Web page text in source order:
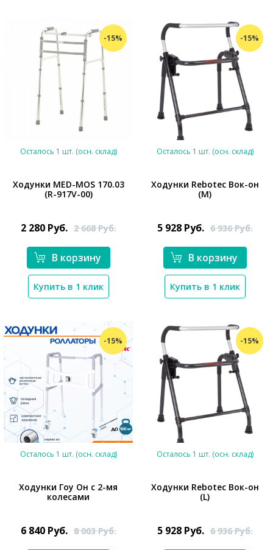
-15%
Осталось 1 шт. (осн. склад)
Ходунки MED-MOS 170.03
(R-917V-00)
2 280 Руб. 2 668Руб.
В корзину
Купить в 1 клик
-15%
Осталось 1 шт. (осн. склад)
Ходунки Rebotec Вок-он
(M)
5 928 Руб. 6 936Руб.
В корзину
Купить в 1 клик
-15%
Осталось 1 шт. (осн. склад)
Ходунки Гоу Он с 2-мя
колесами
6 840 Руб. 8 003Руб.
-15%
Осталось 1 шт. (осн. склад)
Ходунки Rebotec Вок-он
(L)
5 928 Руб. 6 936Руб.